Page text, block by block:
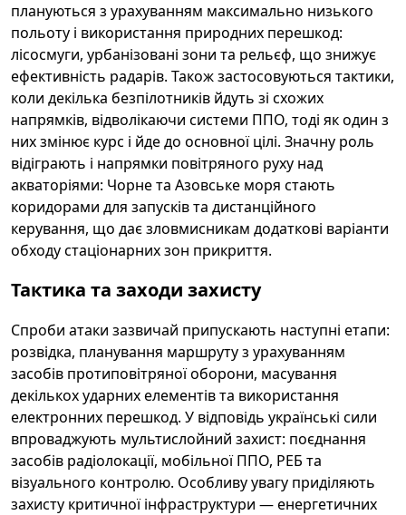
плануються з урахуванням максимально низького
польоту і використання природних перешкод:
лісосмуги, урбанізовані зони та рельєф, що знижує
ефективність радарів. Також застосовуються тактики,
коли декілька безпілотників йдуть зі схожих
напрямків, відволікаючи системи ППО, тоді як один з
них змінює курс і йде до основної цілі. Значну роль
відіграють і напрямки повітряного руху над
акваторіями: Чорне та Азовське моря стають
коридорами для запусків та дистанційного
керування, що дає зловмисникам додаткові варіанти
обходу стаціонарних зон прикриття.
Тактика та заходи захисту
Спроби атаки зазвичай припускають наступні етапи:
розвідка, планування маршруту з урахуванням
засобів протиповітряної оборони, масування
декількох ударних елементів та використання
електронних перешкод. У відповідь українські сили
впроваджують мультислойний захист: поєднання
засобів радіолокації, мобільної ППО, РЕБ та
візуального контролю. Особливу увагу приділяють
захисту критичної інфраструктури — енергетичних